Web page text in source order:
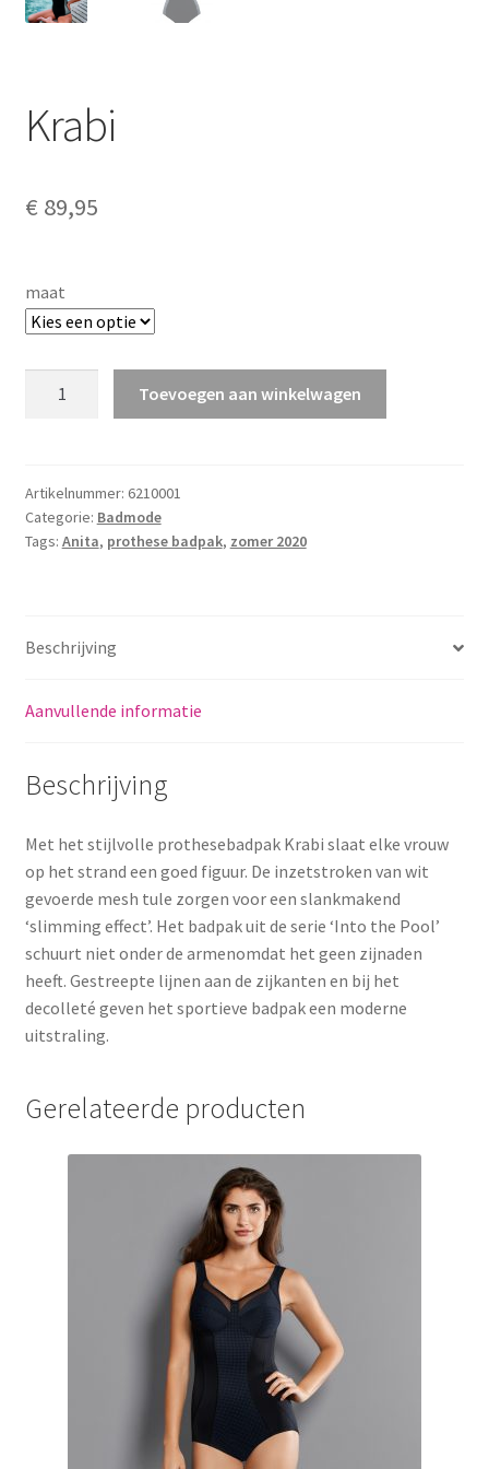
Krabi
€ 89,95
maat
Toevoegen aan winkelwagen
Artikelnummer: 6210001
Categorie: Badmode
Tags: Anita, prothese badpak, zomer 2020
Beschrijving
Aanvullende informatie
Beschrijving
Met het stijlvolle prothesebadpak Krabi slaat elke vrouw
op het strand een goed figuur. De inzetstroken van wit
gevoerde mesh tule zorgen voor een slankmakend
‘slimming effect’. Het badpak uit de serie ‘Into the Pool’
schuurt niet onder de armenomdat het geen zijnaden
heeft. Gestreepte lijnen aan de zijkanten en bij het
decolleté geven het sportieve badpak een moderne
uitstraling.
Gerelateerde producten